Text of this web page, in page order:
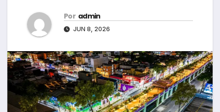
Por admin
JUN 8, 2026